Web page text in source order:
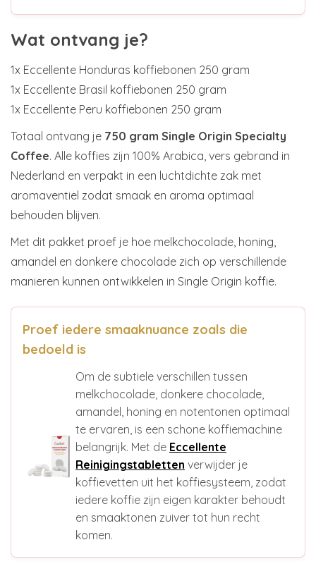
Wat ontvang je?
1x Eccellente Honduras koffiebonen 250 gram
1x Eccellente Brasil koffiebonen 250 gram
1x Eccellente Peru koffiebonen 250 gram
Totaal ontvang je 750 gram Single Origin Specialty
Coffee. Alle koffies zijn 100% Arabica, vers gebrand in
Nederland en verpakt in een luchtdichte zak met
aromaventiel zodat smaak en aroma optimaal
behouden blijven.
Met dit pakket proef je hoe melkchocolade, honing,
amandel en donkere chocolade zich op verschillende
manieren kunnen ontwikkelen in Single Origin koffie.
Proef iedere smaaknuance zoals die
bedoeld is
Om de subtiele verschillen tussen
melkchocolade, donkere chocolade,
amandel, honing en notentonen optimaal
te ervaren, is een schone koffiemachine
belangrijk. Met de Eccellente
Reinigingstabletten verwijder je
koffievetten uit het koffiesysteem, zodat
iedere koffie zijn eigen karakter behoudt
en smaaktonen zuiver tot hun recht
komen.